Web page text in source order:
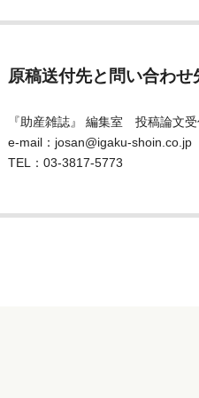
原稿送付先と問い合わせ
『助産雑誌』 編集室 投稿論文
e-mail：josan@igaku-shoin.co.jp
TEL：03-3817-5773